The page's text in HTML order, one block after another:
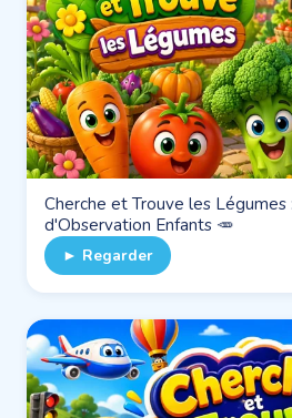
Cherche et Trouve les
d'Observation Enfants 🥕
► Regarder